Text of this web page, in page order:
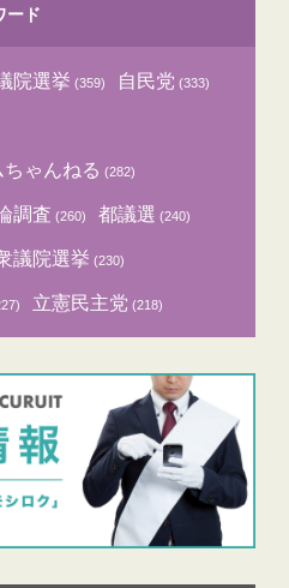
ード
院選挙 (359) 自民党 (333)
ゃんねる (282)
調査 (260) 都議選 (240)
議院選挙 (230)
立憲民主党 (218)